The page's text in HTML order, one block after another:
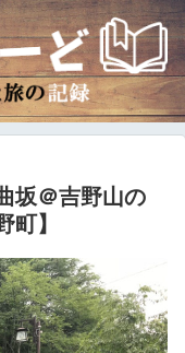
坂＠吉野山の
町】